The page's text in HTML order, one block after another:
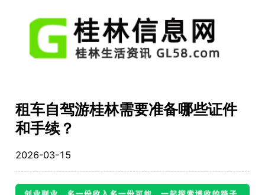
租车自驾游桂林需要准备哪些证件
和手续？
2026-03-15